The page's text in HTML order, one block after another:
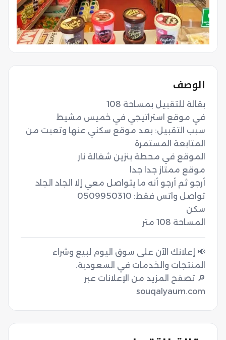
الوصف
المساحة 108 متر
📢 إعلانك الآن على سوق اليوم لبيع وشراء
🔎 تصفح المزيد من الإعلانات عبر
souqalyaum.com